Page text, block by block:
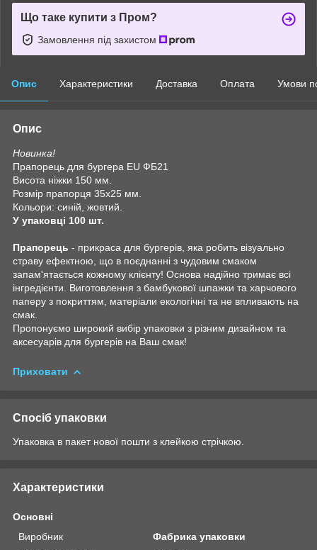
Що таке купити з Пром?
Замовлення під захистом
Опис Характеристики Доставка Оплата Умови
Опис
Новинка!
Прапорець для бургера EU ФБ21
Висота ніжки 150 мм.
Розмір прапорця 35х25 мм.
Кольори: синій, жовтий.
У упаковці 100 шт.
Прапорець - прикраса для бургерів, яка робить візуально
страву ефектною, що в поєднанні з чудовим смаком
запам'ятається кожному клієнту! Основа надійно тримає всі
інгредієнти. Виготовлення з бамбукової шпажки та харчового
паперу з покриттям, матеріали екологічні та не впливають на
смак.
Пропонуємо широкий вибір упаковки з різним дизайном та
аксесуарів для бургерів на Ваш смак!
Приховати
Спосіб упаковки
Упаковка в пакет нової пошти з клейкою стрічкою.
Характеристики
Основні
Виробник
Фабрика упаковки